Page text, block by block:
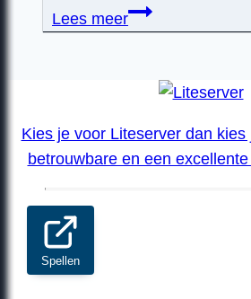
Lees meerrijden
Kies je voor Liteserver dan
betrouwbare en een
Spellen